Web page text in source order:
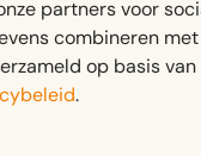
partners voor
combineren
op basis
.